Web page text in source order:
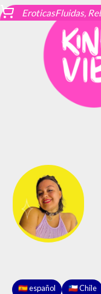
🇪🇸 español 🇨🇱 Chile
EroticasFluidas,